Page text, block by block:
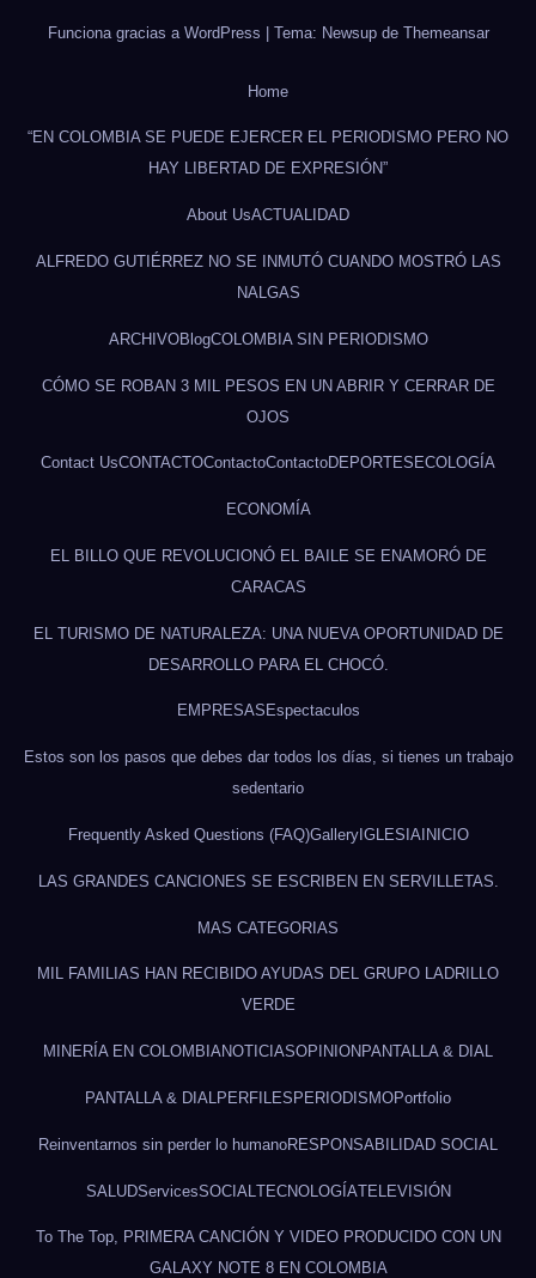
Funciona gracias a WordPress Tema: Newsup de Themeansar
Home
“EN COLOMBIA SE PUEDE EJERCER EL PERIODISMO PERO NO
HAY LIBERTAD DE EXPRESIÓN”
About UsACTUALIDAD
ALFREDO GUTIÉRREZ NO SE INMUTÓ CUANDO MOSTRÓ LAS
NALGAS
ARCHIVOBlogCOLOMBIA SIN PERIODISMO
CÓMO SE ROBAN 3 MIL PESOS EN UN ABRIR Y CERRAR DE
OJOS
Contact UsCONTACTOContactoContactoDEPORTES ECOLOGÍA
ECONOMÍA
EL BILLO QUE REVOLUCIONÓ EL BAILE SE ENAMORÓ DE
CARACAS
EL TURISMO DE NATURALEZA: UNA NUEVA OPORTUNIDAD DE
DESARROLLO PARA EL CHOCÓ.
EMPRESAS Espectaculos
Estos son los pasos que debes dar todos los días, si tienes un trabajo
sedentario
Frequently Asked Questions (FAQ)GalleryIGLESIAINICIO
LAS GRANDES CANCIONES SE ESCRIBEN EN SERVILLETAS.
MAS CATEGORIAS
MIL FAMILIAS HAN RECIBIDO AYUDAS DEL GRUPO LADRILLO
VERDE
MINERÍA EN COLOMBIANOTICIASOPINION PANTALLA & DIAL
PANTALLA & DIAL PERFILES PERIODISMOPortfolio
Reinventarnos sin perder lo humanoRESPONSABILIDAD SOCIAL
SALUDServicesSOCIAL TECNOLOGÍATELEVISIÓN
To The Top, PRIMERA CANCIÓN Y VIDEO PRODUCIDO CON UN
GALAXY NOTE 8 EN COLOMBIA